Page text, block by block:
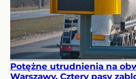
Potężne utrudnienia na
Warszawy. Cztery pasy